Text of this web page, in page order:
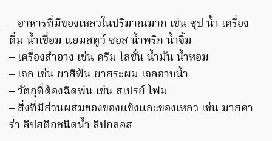
– อาหารที่มีของเหลวในปริมาณมาก เช่น ซุป น้ำ เครื่อง
ดื่ม น้ำเชื่อม แยมสตูว์ ซอส น้ำพริก น้ำจิ้ม
– เครื่องสำอาง เช่น ครีม โลชั่น น้ำมัน น้ำหอม
– เจล เช่น ยาสีฟัน ยาสระผม เจลอาบน้ำ
– วัตถุที่ต้องฉีดพ่น เช่น สเปรย์ โฟม
– สิ่งที่มีส่วนผสมของของแข็งและของเหลว เช่น มาสคา
ร่า ลิปสติกชนิดน้ำ ลิปกลอส